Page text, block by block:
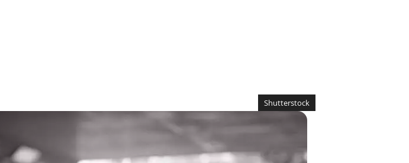
Shutterstock